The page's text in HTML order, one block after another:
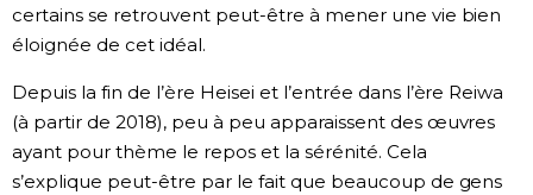
certains se retrouvent peut-être à mener une vie bien
éloignée de cet idéal.
Depuis la fin de l’ère Heisei et l’entrée dans l’ère Reiwa
(à partir de 2018), peu à peu apparaissent des œuvres
ayant pour thème le repos et la sérénité. Cela
s’explique peut-être par le fait que beaucoup de gens